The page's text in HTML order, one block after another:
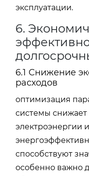
эксплуатации.
6.
6.1 Снижение
расходов
оптимизация
системы
электроэнергии
способствуют
особенно важно